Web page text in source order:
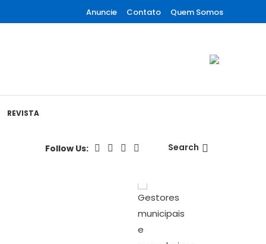
Anuncie Contato Quem Somos
REVISTA
Follow Us: Search